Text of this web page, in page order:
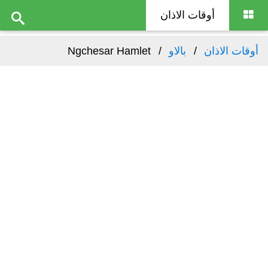
أوقات الاذان
أوقات الاذان بالاو Ngchesar Hamlet